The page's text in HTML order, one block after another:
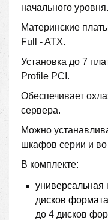
начального уровня.
Материнские
Full - ATX.
Установка до 7
Profile PCI.
Обеспечивает
сервера.
Можно
шкафов серии и во
В комплекте:
универсальная
дисков
до 4 дисков